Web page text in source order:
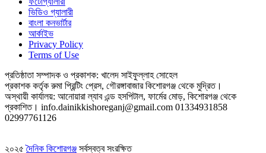
ভিডিও গ্যালারী
বাংলা কনভার্টার
আর্কাইভ
Privacy Policy
Terms of Use
প্রতিষ্ঠাতা সম্পাদক ও প্রকাশক: খালেদ সাইফুল্লাহ সোহেল
প্রকাশক কর্তৃক রুমা প্রিন্টিং প্রেস, গৌরঙ্গাবাজার কিশোরগঞ্জ থেকে মুদ্রিত।
অস্থায়ী কার্যালয়: আনোয়ারা ল্যাব এন্ড হসপিটাল, ফার্মের মোড়, কিশোরগঞ্জ থেকে
প্রকাশিত। info.dainikkishoreganj@gmail.com 01334931858
02997761126
২০২৫দৈনিক কিশোরগঞ্জ সর্বস্বত্ব সংরক্ষিত